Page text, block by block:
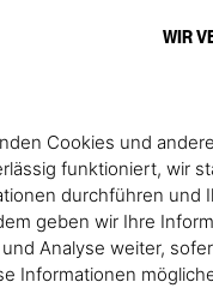
WIR
Cookies und
funktioniert, wir
durchführen und
geben wir Ihre
Analyse weiter,
Informationen